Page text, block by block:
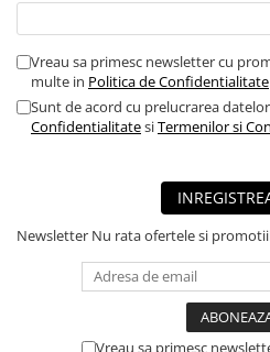
■ Scule si echipamente
pneumatice
■ Odorizanti auto
■ Consumabile vopsitorie
■ Lampi camioane
■ Accesorii vehicule electrice
■ Mobilier service
■ Scule de mana
■ Vopsea spray
Vreau sa primesc newsletter cu
multe in Politica de Confidentialitate
Sunt de acord cu prelucrarea
ConfidentialitatesiTermenilor si
Newsletter Nu rata ofertele si